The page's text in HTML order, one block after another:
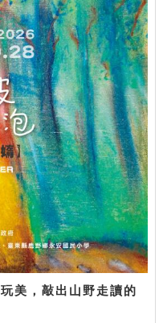
美，敲出山野走讀的